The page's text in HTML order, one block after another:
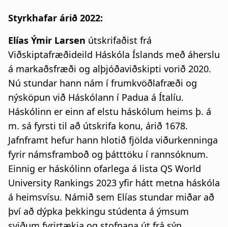
Styrkhafar árið 2022:
Elías Ýmir Larsen útskrifaðist frá
Viðskiptafræðideild Háskóla Íslands með áherslu
á markaðsfræði og alþjóðaviðskipti vorið 2020.
Nú stundar hann nám í frumkvöðlafræði og
nýsköpun við Háskólann í Padua á Ítalíu.
Háskólinn er einn af elstu háskólum heims þ. á
m. sá fyrsti til að útskrifa konu, árið 1678.
Jafnframt hefur hann hlotið fjölda viðurkenninga
fyrir námsframboð og þátttöku í rannsóknum.
Einnig er háskólinn ofarlega á lista QS World
University Rankings 2023 yfir hátt metna háskóla
á heimsvísu. Námið sem Elías stundar miðar að
því að dýpka þekkingu stúdenta á ýmsum